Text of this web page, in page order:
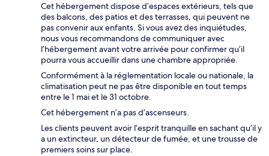
Cet hébergement dispose d’espaces extérieurs, tels que
des balcons, des patios et des terrasses, qui peuvent ne
pas convenir aux enfants. Si vous avez des inquiétudes,
nous vous recommandons de communiquer avec
l’hébergement avant votre arrivée pour confirmer qu’il
pourra vous accueillir dans une chambre appropriée.
Conformément à la réglementation locale ou nationale, la
climatisation peut ne pas être disponible en tout temps
entre le 1 mai et le 31 octobre.
Cet hébergement n’a pas d’ascenseurs.
Les clients peuvent avoir l’esprit tranquille en sachant qu’il y
a un extincteur, un détecteur de fumée, et une trousse de
premiers soins sur place.